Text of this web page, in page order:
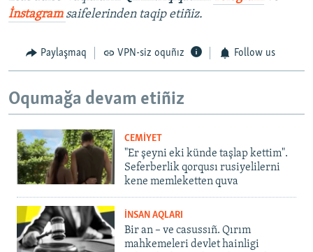
İnstagram saifelerinden taqip etiñiz.
Paylaşmaq VPN-siz oquñız Follow us
Oqumağa devam etiñiz
CEMİYET
"Er şeyni eki künde taşlap kettim".
Seferberlik qorqusı rusiyelilerni
kene memleketten quva
İNSAN AQLARI
Bir an – ve casussıñ. Qırım
mahkemeleri devlet hainligi